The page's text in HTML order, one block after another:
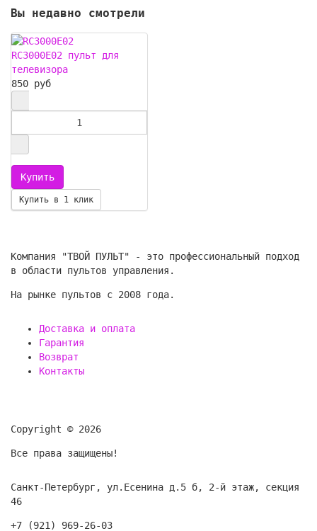
Вы недавно смотрели
RC3000E02 пульт для
телевизора
850 руб
Купить в 1 клик
Компания "ТВОЙ ПУЛЬТ" - это профессиональный подход
в области пультов управления.
На рынке пультов с 2008 года.
Доставка и оплата
Гарантия
Возврат
Контакты
Copyright © 2026
Все права защищены!
Санкт-Петербург, ул.Есенина д.5 б, 2-й этаж, секция
46
+7 (921) 969-26-03